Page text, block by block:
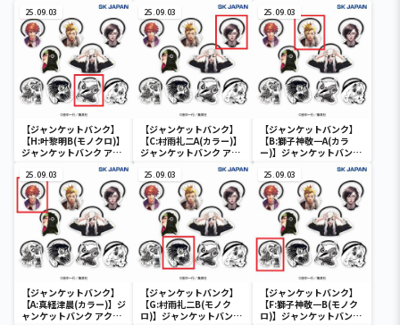
25.09.03
【ジャンケットバンク】
【H:叶黎明B(モノクロ)】
ジャンケットバンク アク
25.09.03
【ジャンケットバンク】
【C:村雨礼二A(カラー)】
ジャンケットバンク アク
25.09.03
【ジャンケットバンク】
【B:獅子神敬一A(カラ
ー)】ジャンケットバンク
25.09.03
【ジャンケットバンク】
【A:真経津晨(カラー)】ジ
ャンケットバンク アクリ
25.09.03
【ジャンケットバンク】
【G:村雨礼二B(モノク
ロ)】ジャンケットバンク
25.09.03
【ジャンケットバンク】
【F:獅子神敬一B(モノク
ロ)】ジャンケットバンク